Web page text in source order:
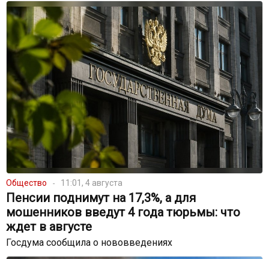
Общество 11:01, 4 августа
Пенсии поднимут на 17,3%, а для
мошенников введут 4 года тюрьмы: что
ждет в августе
Госдума сообщила о нововведениях